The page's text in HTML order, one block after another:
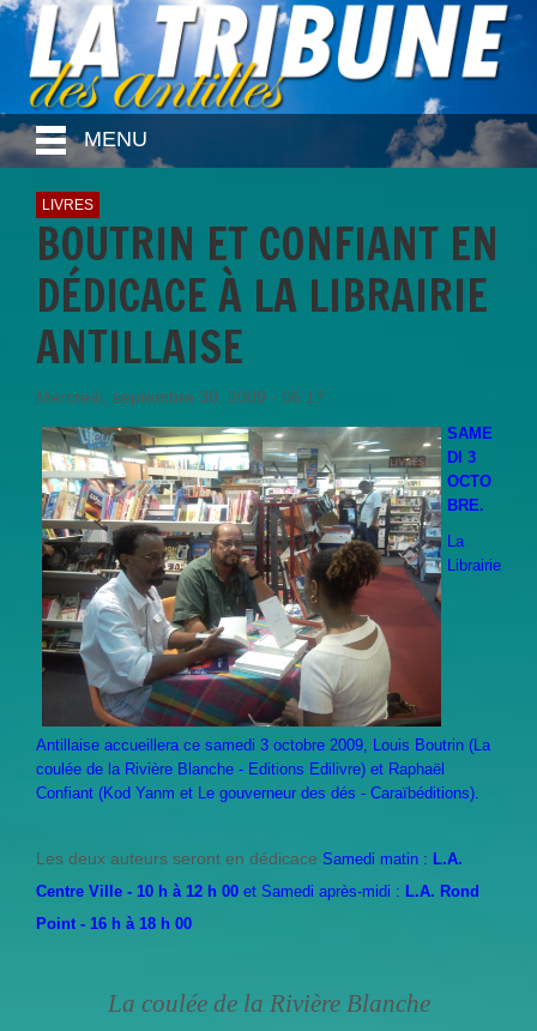
MENU
LIVRES
BOUTRIN ET CONFIANT EN
DÉDICACE À LA LIBRAIRIE
ANTILLAISE
Mercredi, septembre 30, 2009 - 06:17
SAME
DI 3
OCTO
BRE.
La
Librairie
Antillaise accueillera ce samedi 3 octobre 2009, Louis Boutrin (La
coulée de la Rivière Blanche - Editions Edilivre) et Raphaël
Confiant (Kod Yanm et Le gouverneur des dés - Caraïbéditions).
Les deux auteurs seront en dédicace Samedi matin : L.A.
Centre Ville - 10 h à 12 h 00 et Samedi après-midi : L.A. Rond
Point - 16 h à 18 h 00
La coulée de la Rivière Blanche